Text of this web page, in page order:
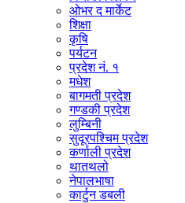
ओभर द मार्केट
शिक्षा
कृषि
पर्यटन
प्रदेश नं. १
मधेश
बागमती प्रदेश
गण्डकी प्रदेश
लुम्बिनी
सुदूरपश्चिम प्रदेश
कर्णाली प्रदेश
थातथलो
नेपालभाषा
कार्टुन डबली